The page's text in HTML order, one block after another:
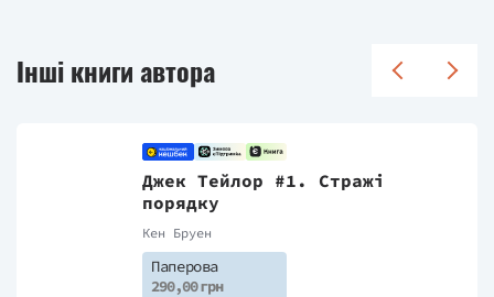
Інші книги автора
Джек Тейлор #1. Стражі
порядку
Кен Бруен
Паперова
290,00 грн